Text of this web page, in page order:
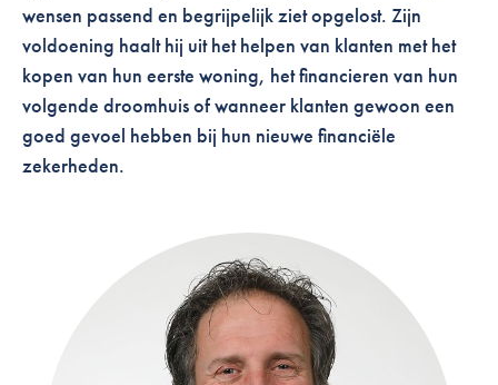
wensen passend en begrijpelijk ziet opgelost. Zijn
voldoening haalt hij uit het helpen van klanten met het
kopen van hun eerste woning, het financieren van hun
volgende droomhuis of wanneer klanten gewoon een
goed gevoel hebben bij hun nieuwe financiële
zekerheden.